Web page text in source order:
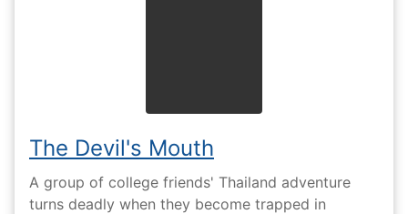
The Devil's Mouth
A group of college friends' Thailand adventure
turns deadly when they become trapped in